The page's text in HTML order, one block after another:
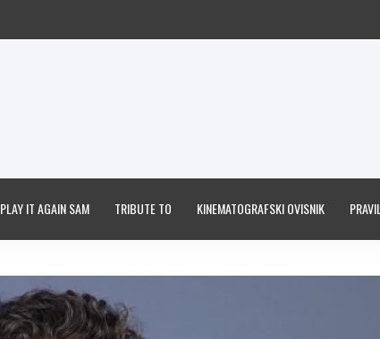
PLAY IT AGAIN SAM TRIBUTE TO KINEMATOGRAFSKI OVISNIK